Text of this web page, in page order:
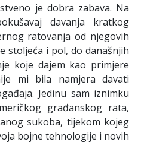
je dobra zabava. Na
davanja kratkog
ratovanja od njegovih
stoljeća i pol, do današnjih
koje dajem kao primjere
mi bila namjera davati
Jedinu sam iznimku
građanskog rata,
sukoba, tijekom kojeg
bojne tehnologije i novih